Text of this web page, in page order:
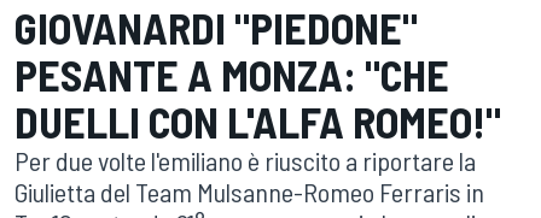
GIOVANARDI "PIEDONE"
PESANTE A MONZA: "CHE
DUELLI CON L'ALFA ROMEO!"
Per due volte l'emiliano è riuscito a riportare la
Giulietta del Team Mulsanne-Romeo Ferraris in